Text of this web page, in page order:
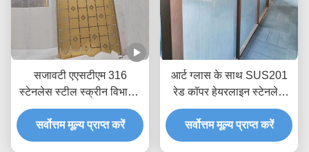
सजावटी एएसटीएम 316
स्टेनलेस स्टील स्क्रीन विभाजन
जेडआर-पीतल लेजर कट
डिवाइडर
सर्वोत्तम मूल्य प्राप्त करें
आर्ट ग्लास के साथ SUS201
रेड कॉपर हेयरलाइन स्टेनलेस
स्टील रूम डिवाइडर
सर्वोत्तम मूल्य प्राप्त करें